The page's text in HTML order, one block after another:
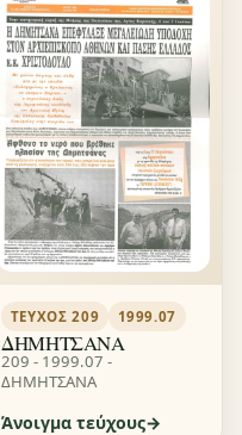
ΤΕΎΧΟΣ 209 1999.07
ΔΗΜΗΤΣΑΝΑ
209 - 1999.07 -
ΔΗΜΗΤΣΑΝΑ
Άνοιγμα τεύχους